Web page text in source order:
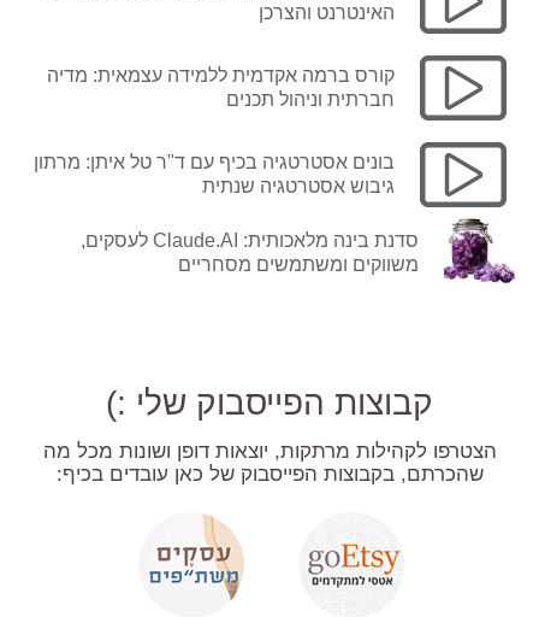
האינטרנט והצרכן
קורס ברמה אקדמית ללמידה עצמאית: מדיה
חברתית וניהול תכנים
בונים אסטרטגיה בכיף עם ד"ר טל איתן: מרתון
גיבוש אסטרטגיה שנתית
סדנת בינה מלאכותית: Claude.AI לעסקים,
משווקים ומשתמשים מסחריים
קבוצות הפייסבוק שלי :)
הצטרפו לקהילות מרתקות, יוצאות דופן ושונות מכל מה
שהכרתם, בקבוצות הפייסבוק של כאן עובדים בכיף: